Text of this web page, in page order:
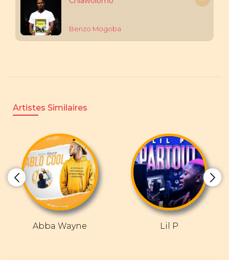
Benzo Mogoba
Artistes Similaires
Abba Wayne Lil P